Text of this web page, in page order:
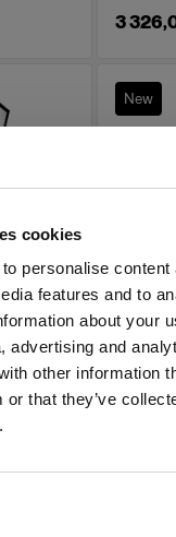
cookies
personalise content
features and to
about your
advertising and
other information
or that they’ve
地域を変更しますか
3
ボック
シルバ
(4)
備えたや
New
ソフトボ
ス
ー